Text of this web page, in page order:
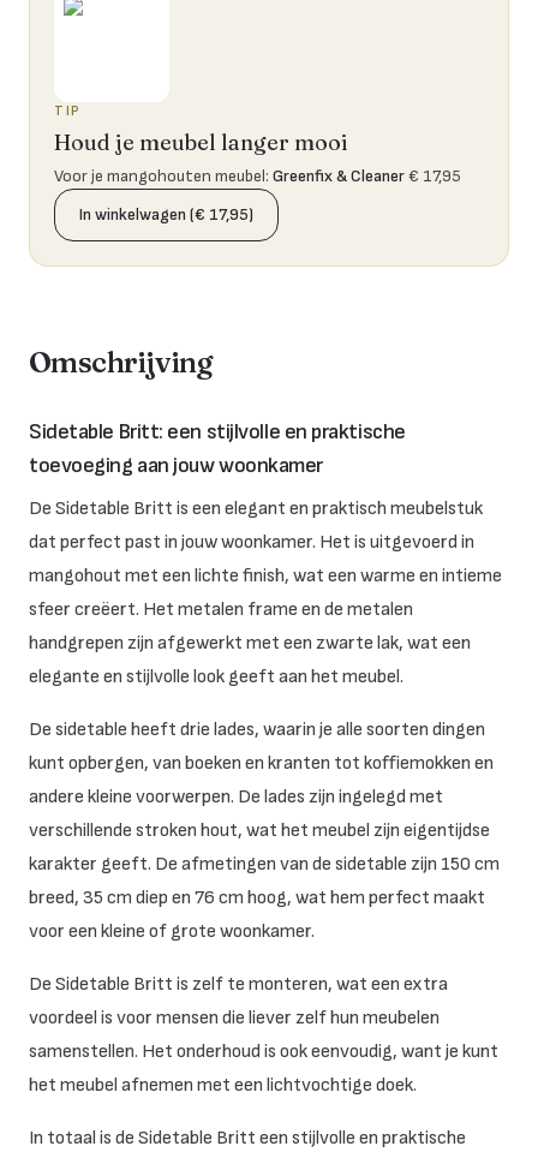
TIP
Houd je meubel langer mooi
Voor je mangohouten meubel: Greenfix & Cleaner€ 17,95
In winkelwagen (€ 17,95)
Omschrijving
Sidetable Britt: een stijlvolle en praktische
toevoeging aan jouw woonkamer
De Sidetable Britt is een elegant en praktisch meubelstuk
dat perfect past in jouw woonkamer. Het is uitgevoerd in
mangohout met een lichte finish, wat een warme en intieme
sfeer creëert. Het metalen frame en de metalen
handgrepen zijn afgewerkt met een zwarte lak, wat een
elegante en stijlvolle look geeft aan het meubel.
De sidetable heeft drie lades, waarin je alle soorten dingen
kunt opbergen, van boeken en kranten tot koffiemokken en
andere kleine voorwerpen. De lades zijn ingelegd met
verschillende stroken hout, wat het meubel zijn eigentijdse
karakter geeft. De afmetingen van de sidetable zijn 150 cm
breed, 35 cm diep en 76 cm hoog, wat hem perfect maakt
voor een kleine of grote woonkamer.
De Sidetable Britt is zelf te monteren, wat een extra
voordeel is voor mensen die liever zelf hun meubelen
samenstellen. Het onderhoud is ook eenvoudig, want je kunt
het meubel afnemen met een lichtvochtige doek.
In totaal is de Sidetable Britt een stijlvolle en praktische